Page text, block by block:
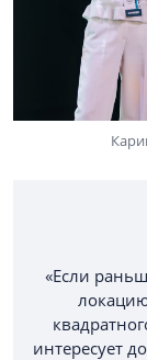
«Если
интересует